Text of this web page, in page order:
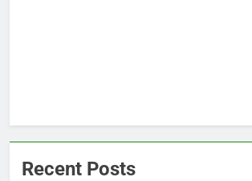
Recent Posts